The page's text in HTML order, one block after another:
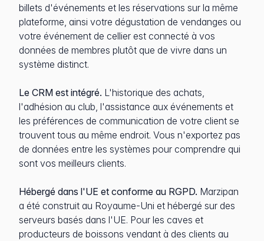
billets d'événements et les réservations sur la même
plateforme, ainsi votre dégustation de vendanges ou
votre événement de cellier est connecté à vos
données de membres plutôt que de vivre dans un
système distinct.
Le CRM est intégré. L'historique des achats,
l'adhésion au club, l'assistance aux événements et
les préférences de communication de votre client se
trouvent tous au même endroit. Vous n'exportez pas
de données entre les systèmes pour comprendre qui
sont vos meilleurs clients.
Hébergé dans l'UE et conforme au RGPD. Marzipan
a été construit au Royaume-Uni et hébergé sur des
serveurs basés dans l'UE. Pour les caves et
producteurs de boissons vendant à des clients au